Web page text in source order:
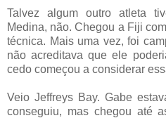
Talvez algum outro atleta
Medina, não. Chegou a Fiji
técnica. Mais uma vez, foi
não acreditava que ele
cedo começou a considerar
Veio Jeffreys Bay. Gabe
conseguiu, mas chegou até